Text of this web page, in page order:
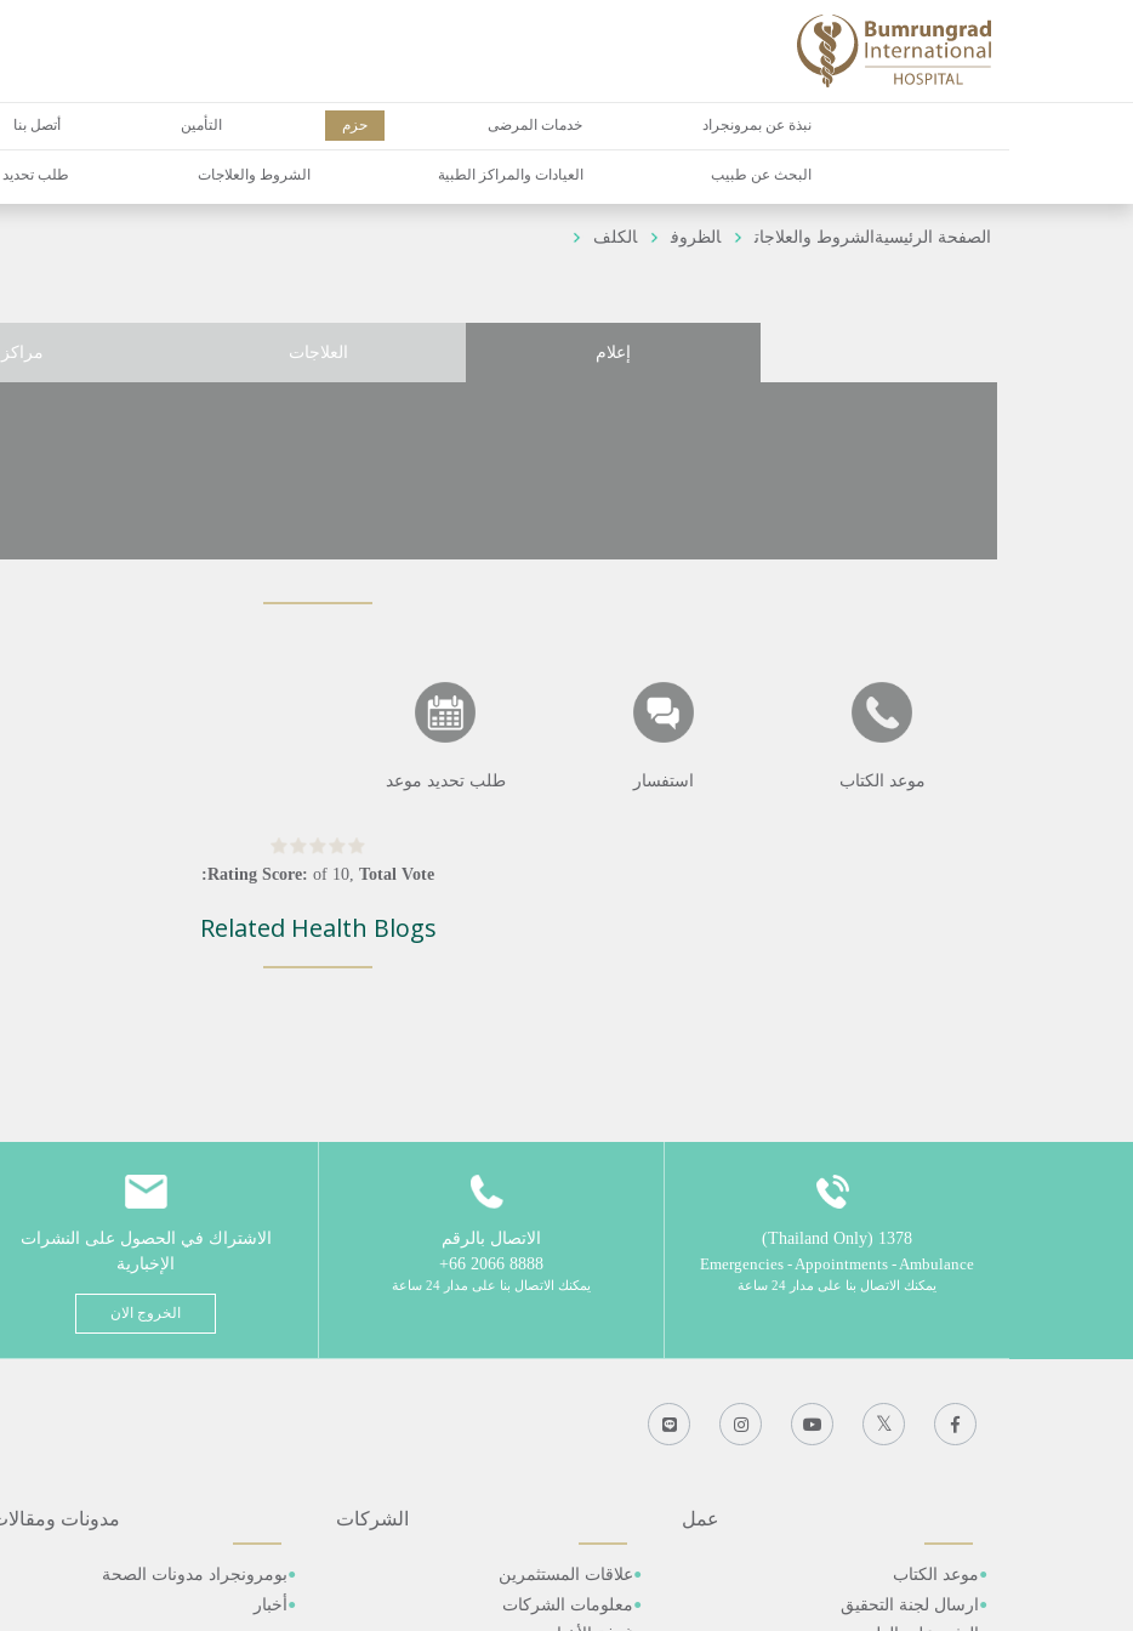
نبذة عن بمرونجراد خدمات المرضى حزم التأمين أتصل بنا
البحث عن طبيب العيادات والمراكز الطبية الشروط والعلاجات طلب تحديد
الصفحة الرئيسية الشروط والعلاجات الظروف الكلف
إعلام العلاجات مراكز
موعد الكتاب استفسار طلب تحديد موعد
Rating Score: of 10 Total Vote:
Related Health Blogs
1378 (Thailand Only)
Emergencies - Appointments - Ambulance
يمكنك الاتصال بنا على مدار 24 ساعة
الاتصال بالرقم
8888 2066 66+
يمكنك الاتصال بنا على مدار 24 ساعة
الاشتراك في الحصول على النشرات
الإخبارية
الخروج الان
عمل
موعد الكتاب
ارسال لجنة التحقيق
الشركات
علاقات المستثمرين
معلومات الشركات
مدونات
بومرونجراد مدونات الصحة
أخبار